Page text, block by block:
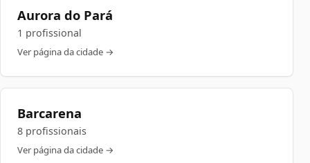
Aurora do Pará
1 profissional
Ver página da cidade →
Barcarena
8 profissionais
Ver página da cidade →